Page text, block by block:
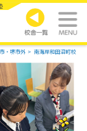
・堺市外 南海岸和田沼町校